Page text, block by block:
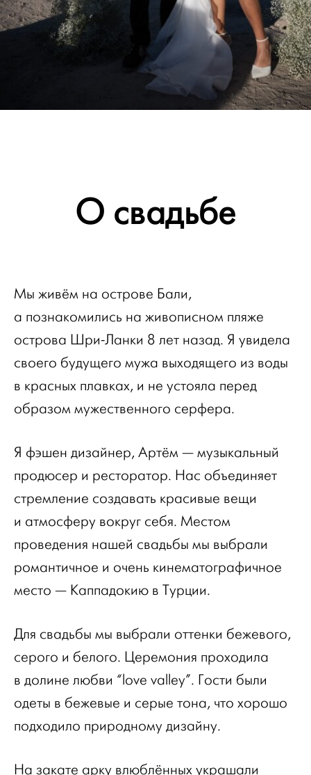
О свадьбе
Мы живём на острове Бали,
а познакомились на живописном пляже
острова Шри-Ланки 8 лет назад. Я увидела
своего будущего мужа выходящего из воды
в красных плавках, и не устояла перед
образом мужественного серфера.
Я фэшен дизайнер, Артём — музыкальный
продюсер и ресторатор. Нас объединяет
стремление создавать красивые вещи
и атмосферу вокруг себя. Местом
проведения нашей свадьбы мы выбрали
романтичное и очень кинематографичное
место — Каппадокию в Турции.
Для свадьбы мы выбрали оттенки бежевого,
серого и белого. Церемония проходила
в долине любви “love valley”. Гости были
одеты в бежевые и серые тона, что хорошо
подходило природному дизайну.
На закате арку влюблённых украшали